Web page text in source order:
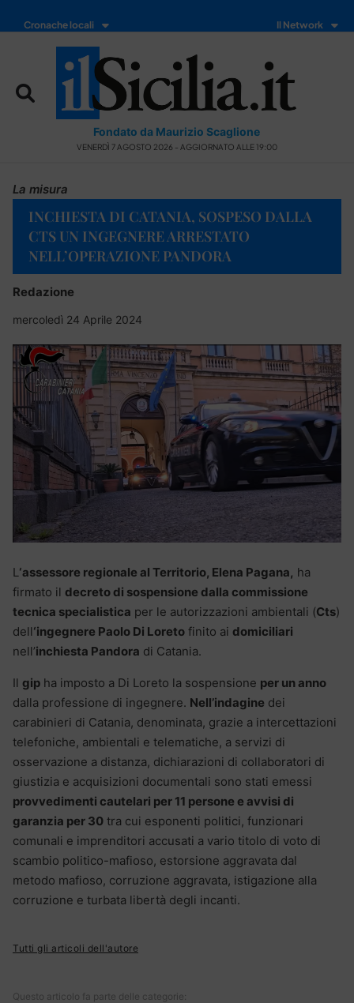
Cronache locali Il Network
Fondato da Maurizio Scaglione
VENERDÌ 7 AGOSTO 2026 - AGGIORNATO ALLE 19:00
La misura
INCHIESTA DI CATANIA, SOSPESO DALLA
CTS UN INGEGNERE ARRESTATO
NELL’OPERAZIONE PANDORA
Redazione
mercoledì 24 Aprile 2024
L‘assessore regionale al Territorio, Elena Pagana, ha
firmato il decreto di sospensione dalla commissione
tecnica specialistica per le autorizzazioni ambientali (Cts)
dell‘ingegnere Paolo Di Loreto finito ai domiciliari
nell’inchiesta Pandora di Catania.
Il gip ha imposto a Di Loreto la sospensione per un anno
dalla professione di ingegnere. Nell’indagine dei
carabinieri di Catania, denominata, grazie a intercettazioni
telefoniche, ambientali e telematiche, a servizi di
osservazione a distanza, dichiarazioni di collaboratori di
giustizia e acquisizioni documentali sono stati emessi
provvedimenti cautelari per 11 persone e avvisi di
garanzia per 30 tra cui esponenti politici, funzionari
comunali e imprenditori accusati a vario titolo di voto di
scambio politico-mafioso, estorsione aggravata dal
metodo mafioso, corruzione aggravata, istigazione alla
corruzione e turbata libertà degli incanti.
Tutti gli articoli dell'autore
Questo articolo fa parte delle categorie: